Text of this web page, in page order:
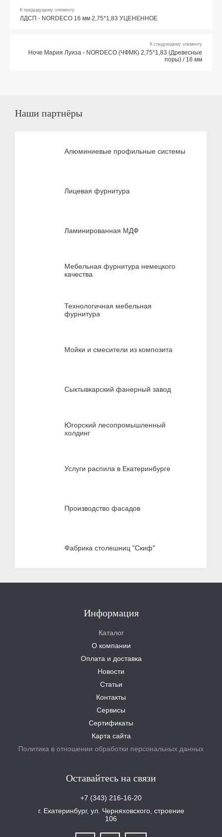
К предыдущему элементу
ЛДСП - NORDECO 16 мм 2,75*1,83 УЦЕНЕННОЕ
К следующему элементу
Ноче Мария Луиза - NORDECO (ЧФМК) 2,75*1,83 (Древесные
поры) / 16 мм
Наши партнёры
Алюминиевые профильные системы
Лицевая фурнитура
Ламинированная МДФ
Мебельная фурнитура немецкого
качества
Технологичная мебельная
фурнитура
Мойки и смесители из композита
Сыктывкарский фанерный завод
Югорский лесопромышленный
холдинг
Услуги распила в Екатеринбурге
Производство фасадов
Фабрика столешниц "Скиф"
Информация
Каталог
О компании
Оплата и доставка
Новости
Статьи
Контакты
Сервисы
Сертификаты
Карта сайта
Политика в отношении обработки персональных данных
Оставайтесь на связи
+7 (343) 216-16-20
г. Екатеринбург, ул. Черняховского, строение
106